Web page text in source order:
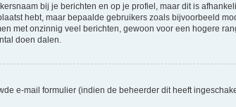
bij je berichten en op je profiel, maar dit is
hebt, maar bepaalde gebruikers zoals bijvoorbeeld
met onzinnig veel berichten, gewoon voor een hogere
doen dalen.
e-mail formulier (indien de beheerder dit heeft